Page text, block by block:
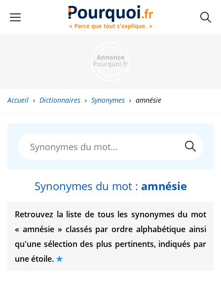
Accueil › Dictionnaires › Synonymes › amnésie
Synonymes du mot : amnésie
Retrouvez la liste de tous les synonymes du mot
« amnésie »classés par ordre alphabétique ainsi
qu'une sélection des plus pertinents, indiqués par
une étoile.